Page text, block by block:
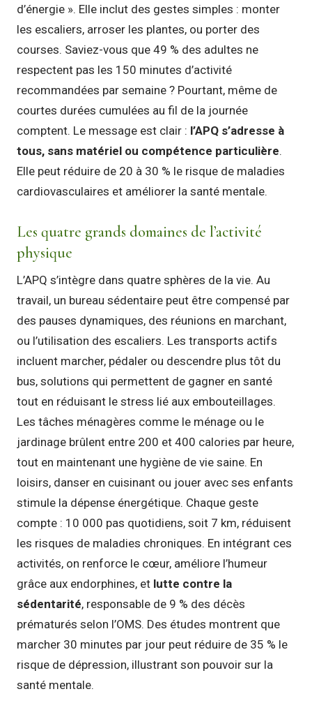
d’énergie ». Elle inclut des gestes simples : monter
les escaliers, arroser les plantes, ou porter des
courses. Saviez-vous que 49 % des adultes ne
respectent pas les 150 minutes d’activité
recommandées par semaine ? Pourtant, même de
courtes durées cumulées au fil de la journée
comptent. Le message est clair : l’APQ s’adresse à
tous, sans matériel ou compétence particulière.
Elle peut réduire de 20 à 30 % le risque de maladies
cardiovasculaires et améliorer la santé mentale.
Les quatre grands domaines de l’activité
physique
L’APQ s’intègre dans quatre sphères de la vie. Au
travail, un bureau sédentaire peut être compensé par
des pauses dynamiques, des réunions en marchant,
ou l’utilisation des escaliers. Les transports actifs
incluent marcher, pédaler ou descendre plus tôt du
bus, solutions qui permettent de gagner en santé
tout en réduisant le stress lié aux embouteillages.
Les tâches ménagères comme le ménage ou le
jardinage brûlent entre 200 et 400 calories par heure,
tout en maintenant une hygiène de vie saine. En
loisirs, danser en cuisinant ou jouer avec ses enfants
stimule la dépense énergétique. Chaque geste
compte : 10 000 pas quotidiens, soit 7 km, réduisent
les risques de maladies chroniques. En intégrant ces
activités, on renforce le cœur, améliore l’humeur
grâce aux endorphines, et lutte contre la
sédentarité, responsable de 9 % des décès
prématurés selon l’OMS. Des études montrent que
marcher 30 minutes par jour peut réduire de 35 % le
risque de dépression, illustrant son pouvoir sur la
santé mentale.